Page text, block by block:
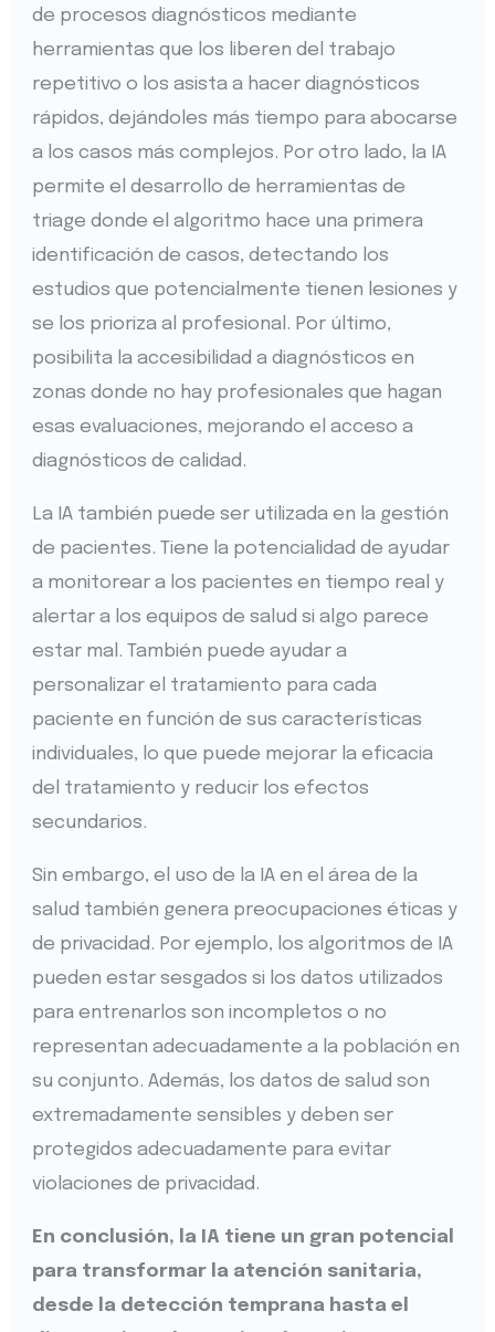
de procesos diagnósticos mediante
herramientas que los liberen del trabajo
repetitivo o los asista a hacer diagnósticos
rápidos, dejándoles más tiempo para abocarse
a los casos más complejos. Por otro lado, la IA
permite el desarrollo de herramientas de
triage donde el algoritmo hace una primera
identificación de casos, detectando los
estudios que potencialmente tienen lesiones y
se los prioriza al profesional. Por último,
posibilita la accesibilidad a diagnósticos en
zonas donde no hay profesionales que hagan
esas evaluaciones, mejorando el acceso a
diagnósticos de calidad.
La IA también puede ser utilizada en la gestión
de pacientes. Tiene la potencialidad de ayudar
a monitorear a los pacientes en tiempo real y
alertar a los equipos de salud si algo parece
estar mal. También puede ayudar a
personalizar el tratamiento para cada
paciente en función de sus características
individuales, lo que puede mejorar la eficacia
del tratamiento y reducir los efectos
secundarios.
Sin embargo, el uso de la IA en el área de la
salud también genera preocupaciones éticas y
de privacidad. Por ejemplo, los algoritmos de IA
pueden estar sesgados si los datos utilizados
para entrenarlos son incompletos o no
representan adecuadamente a la población en
su conjunto. Además, los datos de salud son
extremadamente sensibles y deben ser
protegidos adecuadamente para evitar
violaciones de privacidad.
En conclusión, la IA tiene un gran potencial
para transformar la atención sanitaria,
desde la detección temprana hasta el